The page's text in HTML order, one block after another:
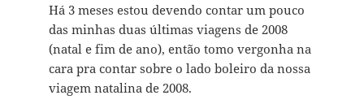
Há 3 meses estou devendo contar um pouco
das minhas duas últimas viagens de 2008
(natal e fim de ano), então tomo vergonha na
cara pra contar sobre o lado boleiro da nossa
viagem natalina de 2008.